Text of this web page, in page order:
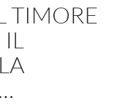
TIMORE